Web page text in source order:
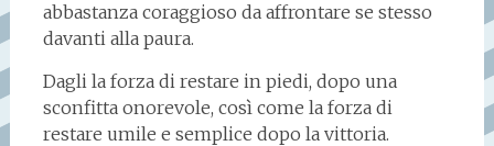
abbastanza coraggioso da affrontare se stesso
davanti alla paura.
Dagli la forza di restare in piedi, dopo una
sconfitta onorevole, così come la forza di
restare umile e semplice dopo la vittoria.